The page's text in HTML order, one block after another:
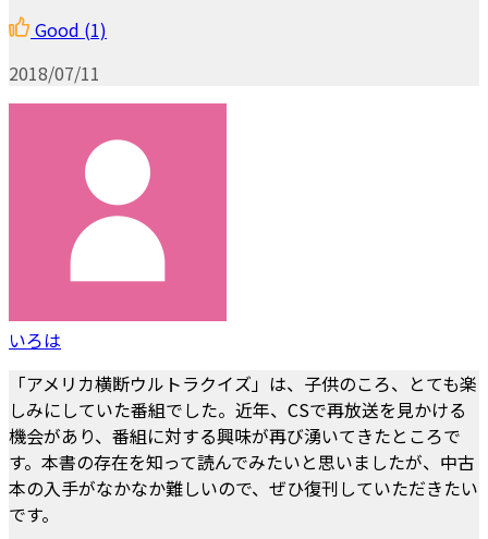
Good (1)
2018/07/11
いろは
「アメリカ横断ウルトラクイズ」は、子供のころ、とても楽
しみにしていた番組でした。近年、CSで再放送を見かける
機会があり、番組に対する興味が再び湧いてきたところで
す。本書の存在を知って読んでみたいと思いましたが、中古
本の入手がなかなか難しいので、ぜひ復刊していただきたい
です。